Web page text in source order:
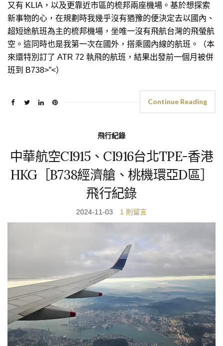
又有 KLIA，以及更靠近市區的梳邦兩座機場。基於想探索
新事物的心，在規劃時我幾乎沒有猶豫的便決定去以國內、
超短途航班為主的梳邦機場，坐唯一沒有飛航台灣的飛螢航
空。這同時也是我第一次在國外，搭乘國內線的航班。（本
來還特別訂了 ATR 72 執飛的航班，結果出發前一個月被併
班到 B738>”<）
Continue Reading
飛行紀錄
中華航空CI915、CI916台北TPE-香港
HKG［B738經濟艙、桃機環亞D區］
飛行紀錄
2024-11-03 1 則留言